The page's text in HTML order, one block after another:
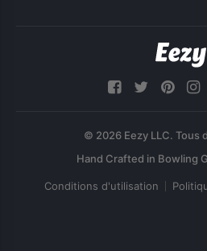
© 2026 Eezy LLC. Tous
Conditions d'utilisation